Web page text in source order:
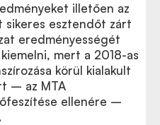
illetően az
sikeres esztendőt zárt
eredményességét
mert a 2018-as
körül kialakult
– az MTA
ellenére –